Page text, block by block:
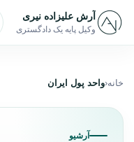
پرش به محتوا
آرش علیزاده نیری
وکیل پایه یک دادگستری
خانه واحد پول ایران
آرشیو